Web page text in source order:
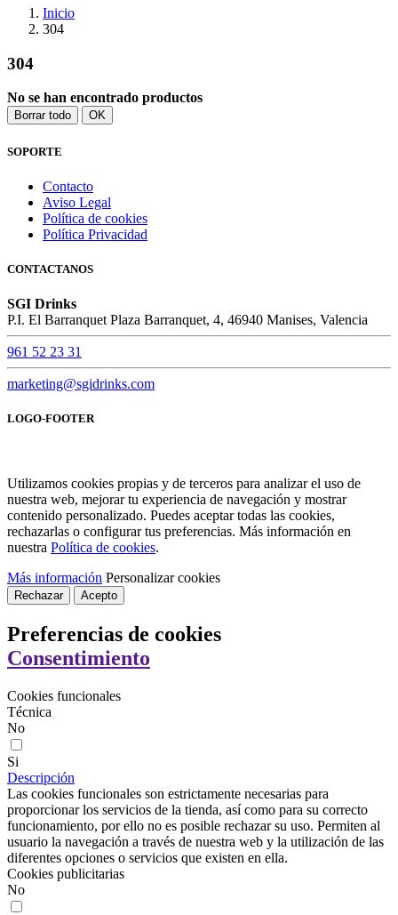
Inicio
304
304
No se han encontrado productos
Borrar todo OK
SOPORTE
Contacto
Aviso Legal
Política de cookies
Política Privacidad
CONTACTANOS
SGI Drinks
P.I. El Barranquet Plaza Barranquet, 4, 46940 Manises, Valencia
961 52 23 31
marketing@sgidrinks.com
LOGO-FOOTER
Utilizamos cookies propias y de terceros para analizar el uso de
nuestra web, mejorar tu experiencia de navegación y mostrar
contenido personalizado. Puedes aceptar todas las cookies,
rechazarlas o configurar tus preferencias. Más información en
nuestra Política de cookies.
Más información Personalizar cookies
Rechazar Acepto
Preferencias de cookies
Consentimiento
Cookies funcionales
Técnica
No
Si
Descripción
Las cookies funcionales son estrictamente necesarias para
proporcionar los servicios de la tienda, así como para su correcto
funcionamiento, por ello no es posible rechazar su uso. Permiten al
usuario la navegación a través de nuestra web y la utilización de las
diferentes opciones o servicios que existen en ella.
Cookies publicitarias
No